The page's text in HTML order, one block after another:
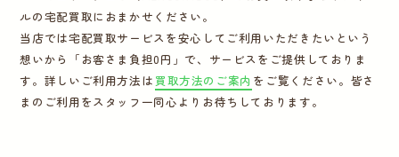
バイヤー紹介
運営会社
ルの宅配買取におまかせください。
当店では宅配買取サービスを安心してご利用いただきたいという
想いから「お客さま負担0円」で、サービスをご提供しておりま
す。詳しいご利用方法は 買取方法のご案内 をご覧ください。皆さ
まのご利用をスタッフ一同心よりお待ちしております。